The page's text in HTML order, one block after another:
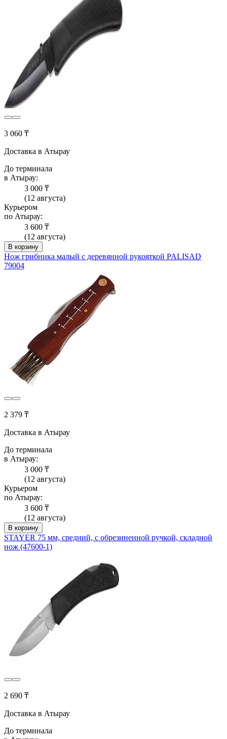
3 060 ₸
Доставка в Атырау
До терминала
в Атырау:
3 000 ₸
(12 августа)
Курьером
по Атырау:
3 600 ₸
(12 августа)
В корзину
Нож грибника малый с деревянной рукояткой PALISAD
79004
2 379 ₸
Доставка в Атырау
До терминала
в Атырау:
3 000 ₸
(12 августа)
Курьером
по Атырау:
3 600 ₸
(12 августа)
В корзину
STAYER 75 мм, средний, с обрезиненной ручкой, складной
нож (47600-1)
2 690 ₸
Доставка в Атырау
До терминала